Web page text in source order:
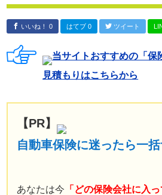
自動車保険の付随知識
自動車保険の基礎知識
運営者について
運営者：河原あたる
保険代理店に勤める現役の
保険営業マン。
代理店に勤める前は
保険業界に入るまで
いいね！ 0 はてブ 0 ツイート
当サイトおすすめの「保
見積もりはこちらから
【PR】
自動車保険に迷ったら一
あなたは今 「どの保険会社に入